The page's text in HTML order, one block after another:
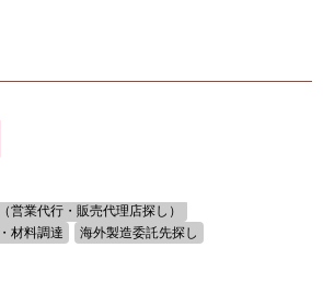
営業代行・販売代理店探し）
材料調達
海外製造委託先探し